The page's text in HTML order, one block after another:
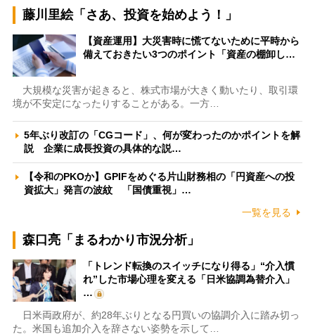
藤川里絵「さあ、投資を始めよう！」
【資産運用】大災害時に慌てないために平時から
備えておきたい3つのポイント「資産の棚卸し…
大規模な災害が起きると、株式市場が大きく動いたり、取引環
境が不安定になったりすることがある。一方…
5年ぶり改訂の「CGコード」、何が変わったのかポイントを解
説 企業に成長投資の具体的な説…
【令和のPKOか】GPIFをめぐる片山財務相の「円資産への投
資拡大」発言の波紋 「国債重視」…
一覧を見る
森口亮「まるわかり市況分析」
「トレンド転換のスイッチになり得る」“介入慣
れ”した市場心理を変える「日米協調為替介入」
…
日米両政府が、約28年ぶりとなる円買いの協調介入に踏み切っ
た。米国も追加介入を辞さない姿勢を示して…